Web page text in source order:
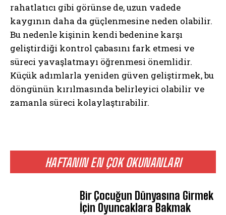
HAFTANIN EN ÇOK OKUNANLARI
Bir Çocuğun Dünyasına Girmek
İçin Oyuncaklara Bakmak
rahatlatıcı gibi görünse de, uzun vadede
kaygının daha da güçlenmesine neden olabilir.
Bu nedenle kişinin kendi bedenine karşı
geliştirdiği kontrol çabasını fark etmesi ve
süreci yavaşlatmayı öğrenmesi önemlidir.
Küçük adımlarla yeniden güven geliştirmek, bu
döngünün kırılmasında belirleyici olabilir ve
zamanla süreci kolaylaştırabilir.